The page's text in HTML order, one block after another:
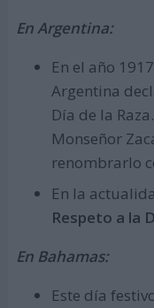
En Argentina:
En el año
Argentina
Día de la
Monseñor
renombrarlo
En la
Respeto a la
En Bahamas:
Este día